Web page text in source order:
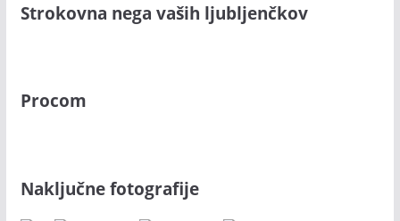
Strokovna nega vaših ljubljenčkov
Procom
Naključne fotografije